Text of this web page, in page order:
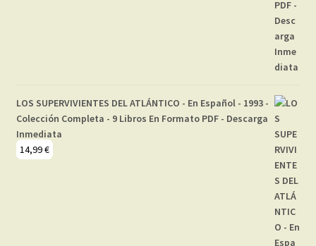
LOS SUPERVIVIENTES DEL ATLÁNTICO - En Español - 1993 -
Colección Completa - 9 Libros En Formato PDF - Descarga
Inmediata
14,99€